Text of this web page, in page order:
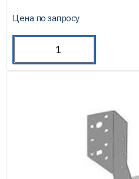
Цена по запросу